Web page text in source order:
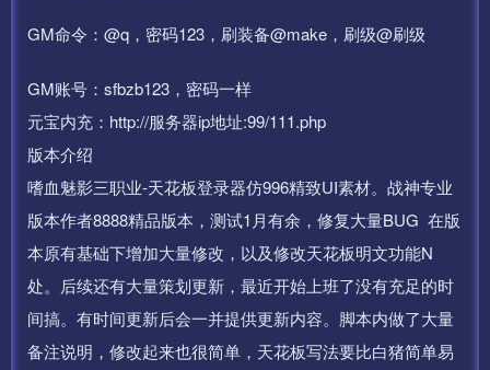
GM命令：@q，密码123，刷装备@make，刷级@刷级
GM账号：sfbzb123，密码一样
元宝内充：http://服务器ip地址:99/111.php
版本介绍
嗜血魅影三职业-天花板登录器仿996精致UI素材。战神专业
版本作者8888精品版本，测试1月有余，修复大量BUG 在版
本原有基础下增加大量修改，以及修改天花板明文功能N
处。后续还有大量策划更新，最近开始上班了没有充足的时
间搞。有时间更新后会一并提供更新内容。 脚本内做了大量
备注说明，修改起来也很简单，天花板写法要比白猪简单易